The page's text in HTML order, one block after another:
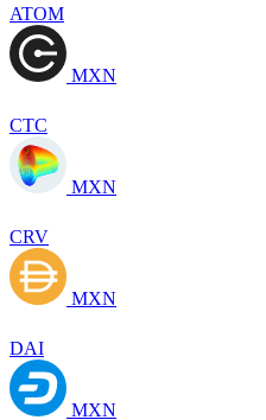
ATOM
MXN
CTC
MXN
CRV
MXN
DAI
MXN